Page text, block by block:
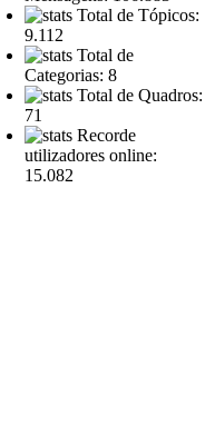
Total de Tópicos:
9.112
Total de
Categorias: 8
Total de Quadros:
71
Recorde
utilizadores online:
15.082